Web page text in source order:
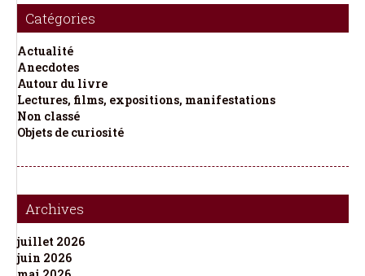
Catégories
Actualité
Anecdotes
Autour du livre
Lectures, films, expositions, manifestations
Non classé
Objets de curiosité
Archives
juillet 2026
juin 2026